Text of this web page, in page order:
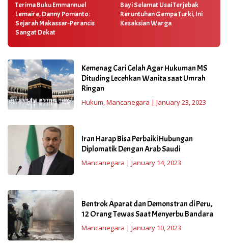
Terima Buku Emmannuel
Lemaire, Danny Pomanto:
Sejarah Makassar-Perancis
Sangat Dekat
Bayi Selamat Usai Terjebak
Reruntuhan Gempa Turki, Ini
Kesaksian Warga
Kemenag Cari Celah Agar Hukuman MS
Dituding Lecehkan Wanita saat Umrah
Ringan
Hukum,Mancanegara | January 23, 2023
Iran Harap Bisa Perbaiki Hubungan
Diplomatik Dengan Arab Saudi
Mancanegara | January 14, 2023
Bentrok Aparat dan Demonstran di Peru,
12 Orang Tewas Saat Menyerbu Bandara
Mancanegara | January 10, 2023